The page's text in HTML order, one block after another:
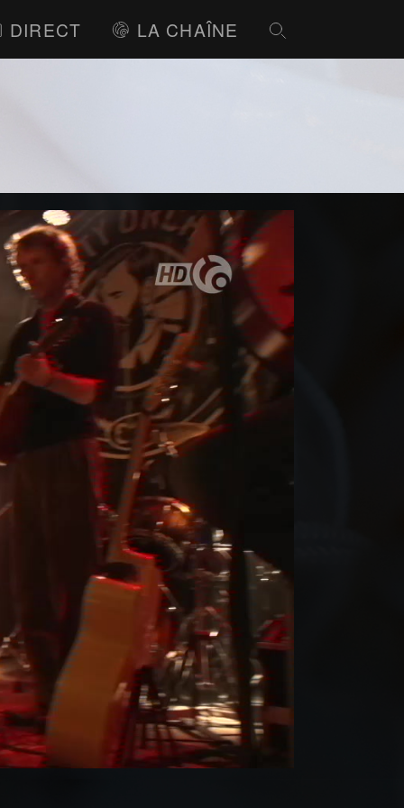
DIRECT LA CHAÎNE